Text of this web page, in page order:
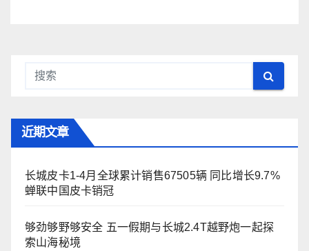
近期文章
长城皮卡1-4月全球累计销售67505辆 同比增长9.7%
蝉联中国皮卡销冠
够劲够野够安全 五一假期与长城2.4T越野炮一起探
索山海秘境